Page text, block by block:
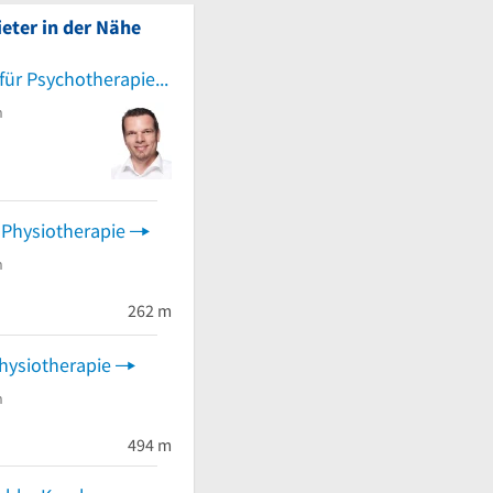
in der Nähe
Fachzentrum für Psychotherapie Bonn , Praxisgemein Psychologische Psychotherapeuten
5 Sternen 262 m
494 m